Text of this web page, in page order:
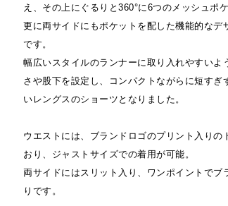
え、その上にぐるりと360°に6つのメッシュポケ
更に両サイドにもポケットを配した機能的なデ
です。
幅広いスタイルのランナーに取り入れやすいよ
さや股下を設定し、コンパクトながらに短すぎ
いレングスのショーツとなりました。
ウエストには、ブランドロゴのプリント入りの
おり、ジャストサイズでの着用が可能。
両サイドにはスリット入り、ワンポイントでブ
りです。